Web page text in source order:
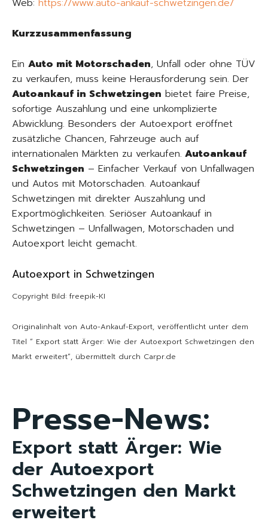
Web: https://www.auto-ankauf-schwetzingen.de/
Kurzzusammenfassung
Ein Auto mit Motorschaden, Unfall oder ohne TÜV
zu verkaufen, muss keine Herausforderung sein. Der
Autoankauf in Schwetzingen bietet faire Preise,
sofortige Auszahlung und eine unkomplizierte
Abwicklung. Besonders der Autoexport eröffnet
zusätzliche Chancen, Fahrzeuge auch auf
internationalen Märkten zu verkaufen. Autoankauf
Schwetzingen – Einfacher Verkauf von Unfallwagen
und Autos mit Motorschaden. Autoankauf
Schwetzingen mit direkter Auszahlung und
Exportmöglichkeiten. Seriöser Autoankauf in
Schwetzingen – Unfallwagen, Motorschaden und
Autoexport leicht gemacht.
Autoexport in Schwetzingen
Copyright Bild: freepik-KI
Originalinhalt von Auto-Ankauf-Export, veröffentlicht unter dem
Titel “ Export statt Ärger: Wie der Autoexport Schwetzingen den
Markt erweitert“, übermittelt durch Carpr.de
Presse-News:
Export statt Ärger: Wie
der Autoexport
Schwetzingen den Markt
erweitert